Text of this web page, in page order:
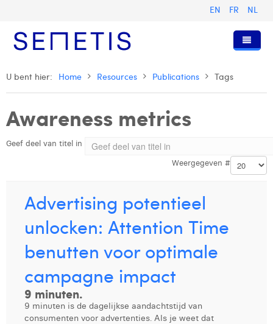
EN FR NL
Home
Diensten
Digital Advertising
Digital Business Intelligence
Trainingen
Wie zijn wij
Onze Geschiedenis
Anouk Allegaert
Arthur Collard
Camille Servais
Dhan Claes
Diane Tremouroux
Onze Waarden
Omnicom Media Group
Certificeringen
Pers & Publicaties
Presentaties en Cases
Persberichten
Vacatures
Strategy Director
Digital Business Analyst
Digital Business Consultant NL
Digital Business Intern
U bent hier: Home Resources Publications Tags
Awareness metrics
Geef deel van titel in
Weergegeven #
Advertising potentieel
unlocken: Attention Time
benutten voor optimale
campagne impact
9 minuten.
9 minuten is de dagelijkse aandachtstijd van
consumenten voor advertenties. Als je weet dat